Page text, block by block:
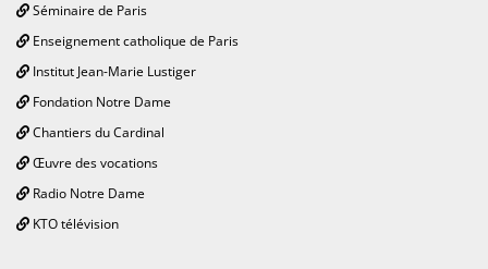
Séminaire de Paris
Enseignement catholique de Paris
Institut Jean-Marie Lustiger
Fondation Notre Dame
Chantiers du Cardinal
Œuvre des vocations
Radio Notre Dame
KTO télévision